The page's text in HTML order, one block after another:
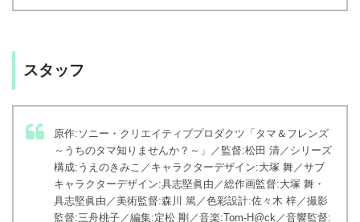
スタッフ
原作:ソニー・クリエイティブプロダクツ「タマ＆フレンズ
～うちのタマ知りませんか？～」／監督:松田 清／シリーズ
構成:うえのきみこ／キャラクターデザイン:大塚 舞／サブ
キャラクターデザイン:具志堅眞由／総作画監督:大塚 舞・
具志堅眞由／美術監督:森川 篤／色彩設計:佐々木 梓／撮影
監督:三舟桃子／編集:定松 剛／音楽:Tom-H@ck／音響監督: